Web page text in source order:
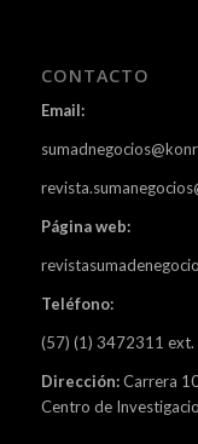
CONTACTO
Email:
Página web:
Teléfono:
(57) (1) 3472311
Dirección:Carrera
Centro de